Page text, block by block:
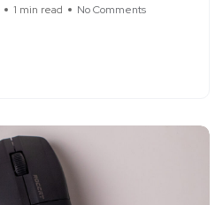
1 min read No Comments